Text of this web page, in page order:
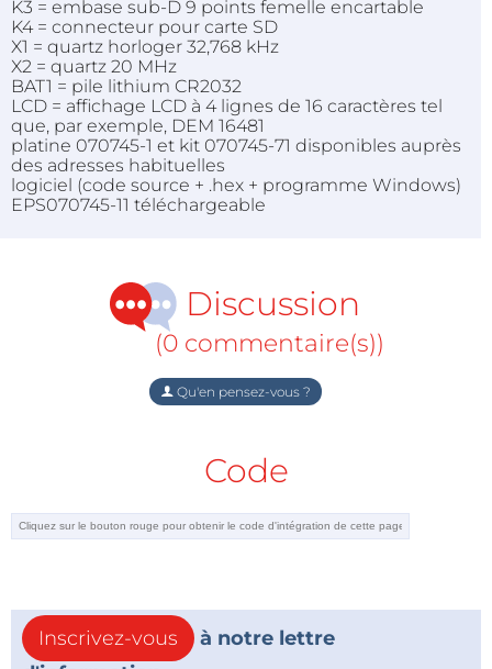
K3 = embase sub-D 9 points femelle encartable
K4 = connecteur pour carte SD
X1 = quartz horloger 32,768 kHz
X2 = quartz 20 MHz
BAT1 = pile lithium CR2032
LCD = affichage LCD à 4 lignes de 16 caractères tel
que, par exemple, DEM 16481
platine 070745-1 et kit 070745-71 disponibles auprès
des adresses habituelles
logiciel (code source + .hex + programme Windows)
EPS070745-11 téléchargeable
Discussion
(0 commentaire(s))
Qu'en pensez-vous ?
Code
Inscrivez-vous
à notre lettre